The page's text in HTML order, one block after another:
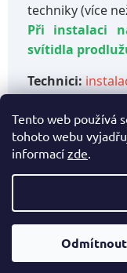
Tento web používá
tohoto webu
informací zde.
Odmítnout
techniky (více
Při instalaci
svítidla
Technici:
Pro
Copyright 2026